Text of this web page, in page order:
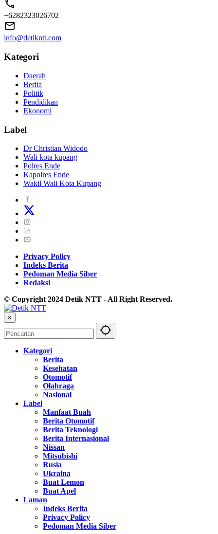
+6282323026702
info@detikntt.com
Kategori
Daerah
Berita
Politik
Pendidikan
Ekonomi
Label
Dr Christian Widodo
Wali kota kupang
Polres Ende
Kapolres Ende
Wakil Wali Kota Kupang
Privacy Policy
Indeks Berita
Pedoman Media Siber
Redaksi
© Copyright 2024 Detik NTT - All Right Reserved.
×
Kategori
Berita
Kesehatan
Otomotif
Olahraga
Nasional
Label
Manfaat Buah
Berita Otomotif
Berita Teknologi
Berita Internasional
Nissan
Mitsubishi
Rusia
Ukraina
Buat Lemon
Buat Apel
Laman
Indeks Berita
Privacy Policy
Pedoman Media Siber